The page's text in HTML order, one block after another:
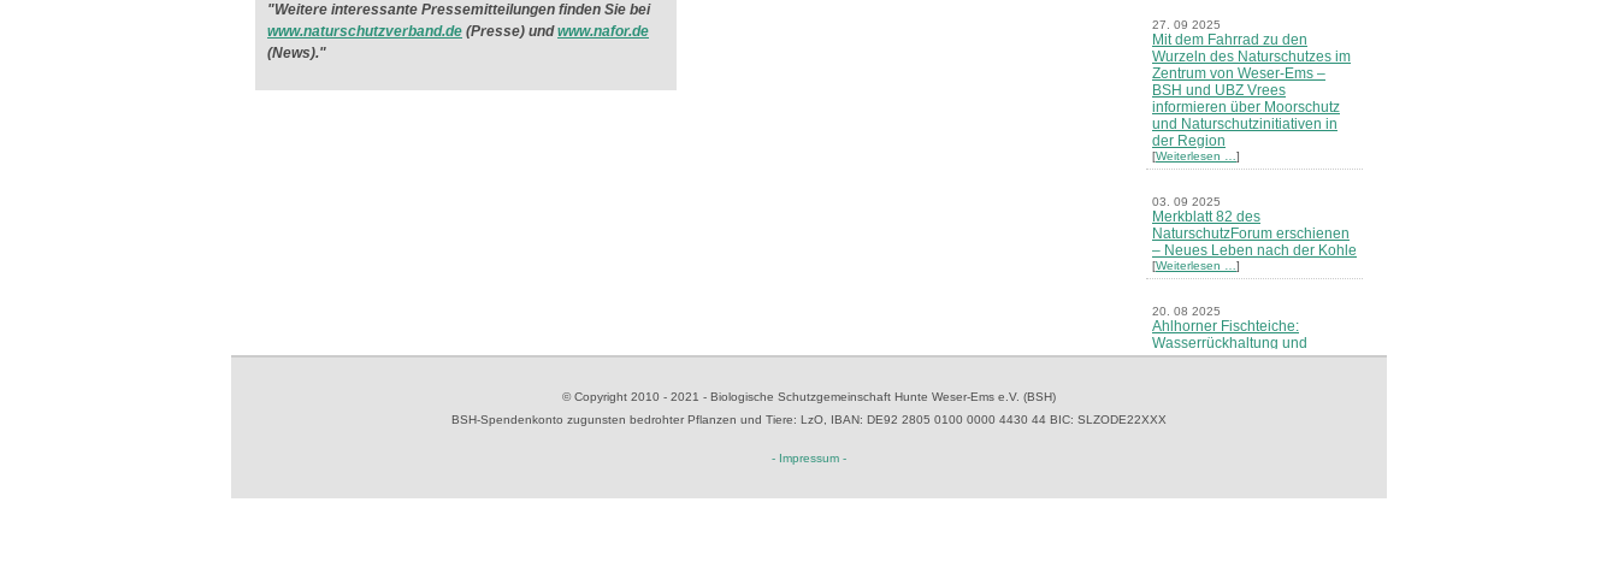
"Weitere interessante Pressemitteilungen finden Sie bei
www.naturschutzverband.de (Presse) undwww.nafor.de
(News)."
27. 09 2025
Mit dem Fahrrad zu den
Wurzeln des Naturschutzes im
Zentrum von Weser-Ems –
BSH und UBZ Vrees
informieren über Moorschutz
und Naturschutzinitiativen in
der Region
[Weiterlesen … ]
03. 09 2025
Merkblatt 82 des
NaturschutzForum erschienen
– Neues Leben nach der Kohle
[Weiterlesen … ]
20. 08 2025
Ahlhorner Fischteiche:
Wasserrückhaltung und
Naturschutz haben Priorität -
[Weiterlesen …
Bodenverbände in der Pflicht -
© Copyright 2010 - 2021 - Biologische Schutzgemeinschaft Hunte Weser-Ems e.V. (BSH)
BSH-Spendenkonto zugunsten bedrohter Pflanzen und Tiere: LzO, IBAN: DE92 2805 0100 0000 4430 44 BIC: SLZODE22XXX
- Impressum -